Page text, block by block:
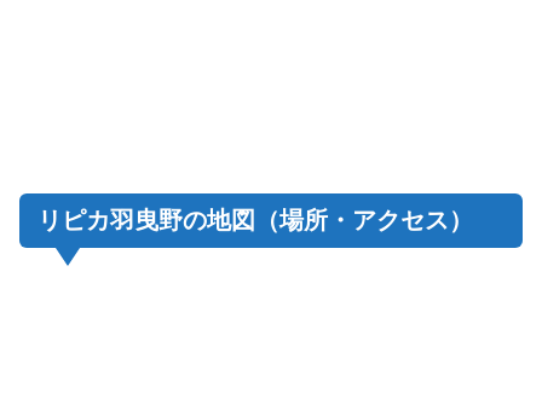
リピカ羽曳野の地図（場所・アクセス）